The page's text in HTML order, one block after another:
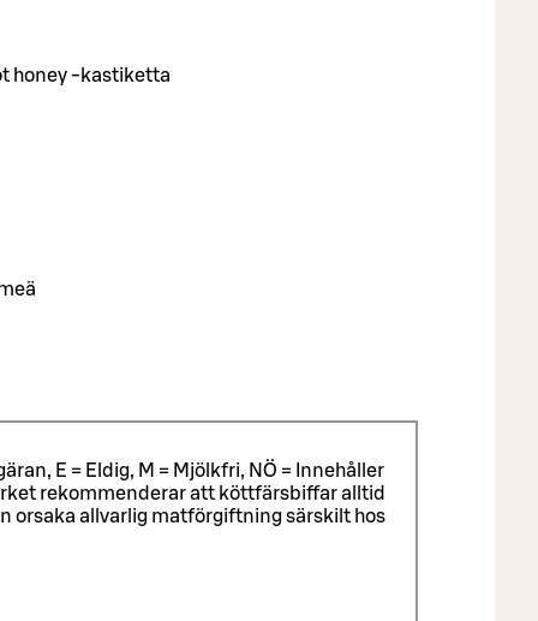
honey -kastiketta
E = Eldig, M = Mjölkfri, NÖ = Innehåller
rekommenderar att köttfärsbiffar alltid
orsaka allvarlig matförgiftning särskilt hos